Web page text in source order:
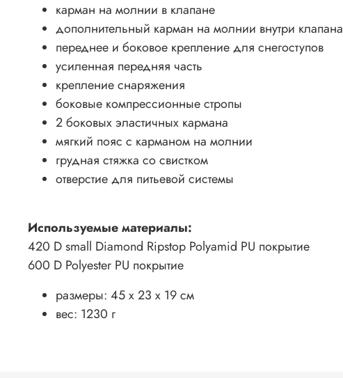
карман на молнии в клапане
дополнительный карман на молнии внутри клапана
переднее и боковое крепление для снегоступов
усиленная передняя часть
крепление снаряжения
боковые компрессионные стропы
2 боковых эластичных кармана
мягкий пояс с карманом на молнии
грудная стяжка со свистком
отверстие для питьевой системы
Используемые материалы:
420 D small Diamond Ripstop Polyamid PU покрытие
600 D Polyester PU покрытие
размеры: 45 x 23 x 19 см
вес: 1230 г